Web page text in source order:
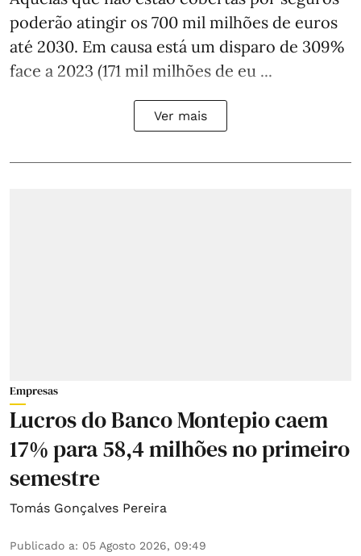
poderão atingir os 700 mil milhões de euros
até 2030. Em causa está um disparo de 309%
face a 2023 (171 mil milhões de eu ...
Ver mais
Empresas
Lucros do Banco Montepio caem
17% para 58,4 milhões no primeiro
semestre
Tomás Gonçalves Pereira
Publicado a: 05 Agosto 2026, 09:49